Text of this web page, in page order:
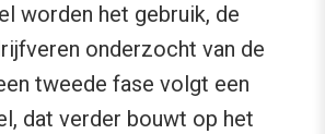
worden het gebruik, de
onderzocht van de
tweede fase volgt een
dat verder bouwt op het